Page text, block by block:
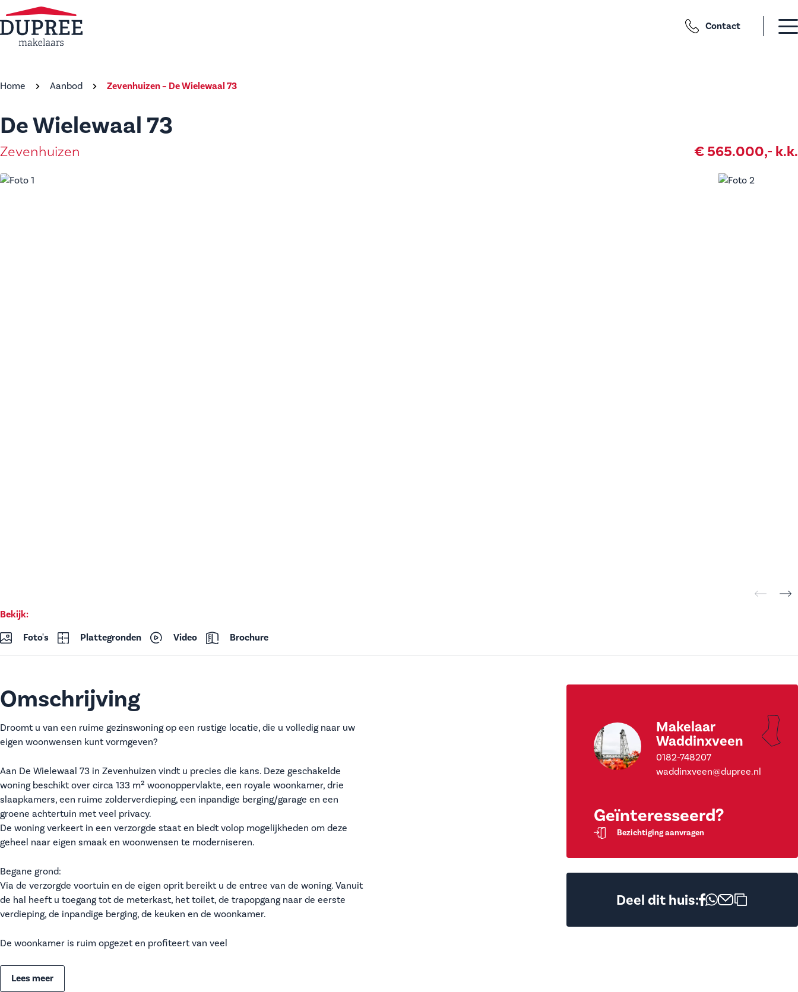
Contact
Home Aanbod Zevenhuizen – De Wielewaal 73
De Wielewaal 73
Zevenhuizen € 565.000,- k.k.
Bekijk:
Foto's
Plattegronden Video Brochure
Omschrijving
Droomt u van een ruime gezinswoning op een rustige locatie, die u volledig naar uw
eigen woonwensen kunt vormgeven?
Aan De Wielewaal 73 in Zevenhuizen vindt u precies die kans. Deze geschakelde
woning beschikt over circa 133 m² woonoppervlakte, een royale woonkamer, drie
slaapkamers, een ruime zolderverdieping, een inpandige berging/garage en een
groene achtertuin met veel privacy.
De woning verkeert in een verzorgde staat en biedt volop mogelijkheden om deze
geheel naar eigen smaak en woonwensen te moderniseren.
Begane grond:
Via de verzorgde voortuin en de eigen oprit bereikt u de entree van de woning. Vanuit
de hal heeft u toegang tot de meterkast, het toilet, de trapopgang naar de eerste
verdieping, de inpandige berging, de keuken en de woonkamer.
De woonkamer is ruim opgezet en profiteert van veel
Lees meer
Makelaar
Waddinxveen
0182-748207
waddinxveen@dupree.nl
Geïnteresseerd?
Bezichtiging aanvragen
Deel dit huis: